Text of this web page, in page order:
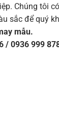
Chúng tôi
sắc để quý
mẫu.
/ 0936 999